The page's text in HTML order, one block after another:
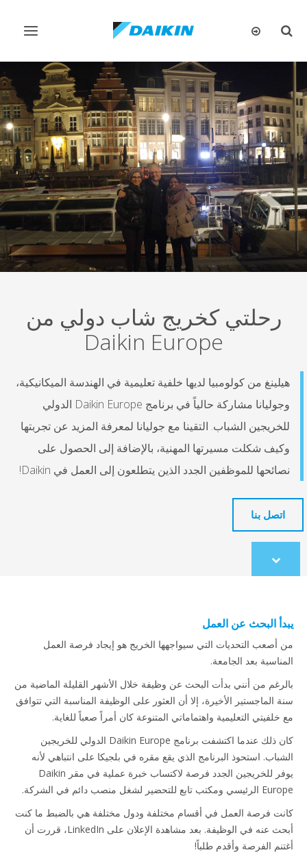
تبديل
تبديل
رحلتي كخريج شاب دولي من
Daikin Europe
هيلينغ من كولومبيا لديها خلفية تعليمية في الهندسة الميكانيكية،
وجوليانا مشاركة حالياً في برنامج Daikin Europe الدولي
للخريجين الشباب. التقينا مع جوليانا لمعرفة المزيد عن تجربتها
وكيف شكلت مسيرتها المهنية، بالإضافة إلى الحصول على
نصائحها للموظفين الجدد الذين يتطلعون إلى العمل في Daikin!
اتصل بنا
Scroll
to
يبدأ البحث عن العمل
من أصعب التحديات التي سيواجهها الخريج هو إيجاد فرصة العمل
المناسبة بعد الجامعة.
بالرغم من أنني بدأت البحث عن وظيفة خلال الأشهر القليلة الماضية من
سنة الماجستير الأخيرة، إلا أن العثور على الوظيفة المناسبة التي تتوافق
مع خلفيتي التعليمية واهتماماتي المتنوعة كان أمراً صعباً للغاية.
كان ذلك عندما اكتشفت برنامج Daikin Europe الدولي للخريجين
الشباب. استحوذ البرنامج الذي يقع مقره في بلجيكا على انتباهي لأنه
يوفر للخريجين الجدد فرصة لاكتساب خبرة عملية في مقر Daikin
Europe الرئيسي ومكتب تابع للتحضير لشغل منصب دائم في الشركة.
كانت فرصة العمل في أقسام مختلفة ودول مختلفة هي بالضبط ما كنت
أبحث عنه في الوظيفة. بعد مشاهدة الإعلان على LinkedIn، قررت أن
أغتنم الفرصة وأقدم طلباً!